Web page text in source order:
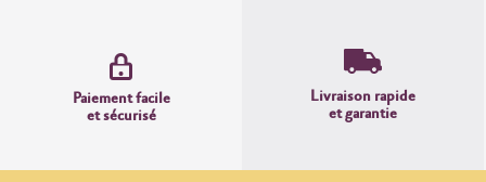
Paiement facile
et sécurisé
Livraison rapide
et garantie